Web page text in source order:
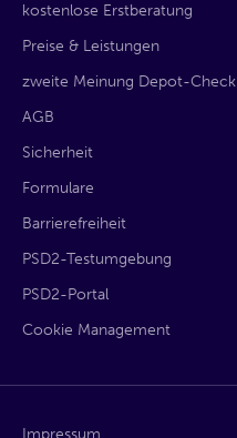
kostenlose Erstberatung
Preise & Leistungen
zweite Meinung Depot-Check
AGB
Sicherheit
Formulare
Barrierefreiheit
PSD2-Testumgebung
PSD2-Portal
Cookie Management